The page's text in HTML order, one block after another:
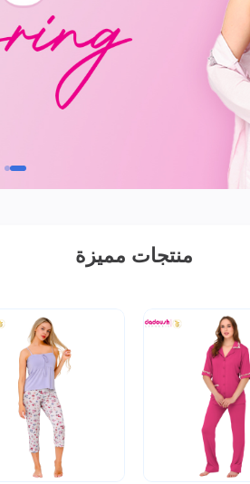
منتجات مميزة